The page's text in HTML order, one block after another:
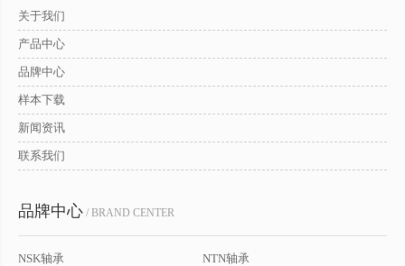
关于我们
产品中心
品牌中心
样本下载
新闻资讯
联系我们
品牌中心 / BRAND CENTER
NSK轴承 NTN轴承